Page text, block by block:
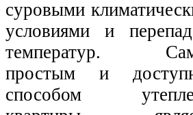
суровыми
условиями и
температур.
простым и
способом